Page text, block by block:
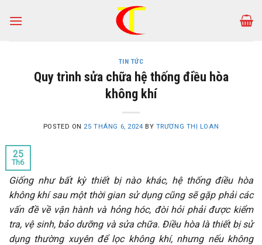
TIN TỨC
Quy trình sửa chữa hệ thống điều hòa
không khí
POSTED ON 25 THÁNG 6, 2024 BY TRƯƠNG THỊ LOAN
25
Th6
Giống như bất kỳ thiết bị nào khác, hệ thống điều hòa
không khí sau một thời gian sử dụng cũng sẽ gặp phải các
vấn đề về vận hành và hỏng hóc, đòi hỏi phải được kiểm
tra, vệ sinh, bảo dưỡng và sửa chữa. Điều hòa là thiết bị sử
dụng thường xuyên để lọc không khí, nhưng nếu không